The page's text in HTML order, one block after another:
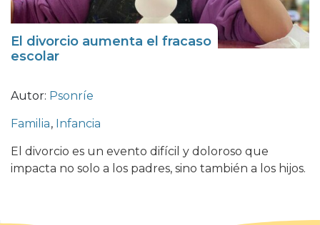
El divorcio aumenta el fracaso
escolar
Autor: Psonríe
Familia, Infancia
El divorcio es un evento difícil y doloroso que
impacta no solo a los padres, sino también a los hijos.